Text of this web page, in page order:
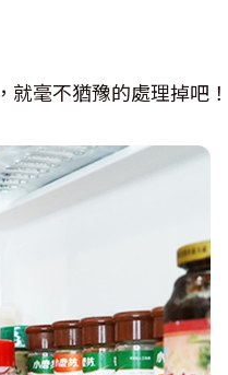
毫不猶豫的處理掉吧！